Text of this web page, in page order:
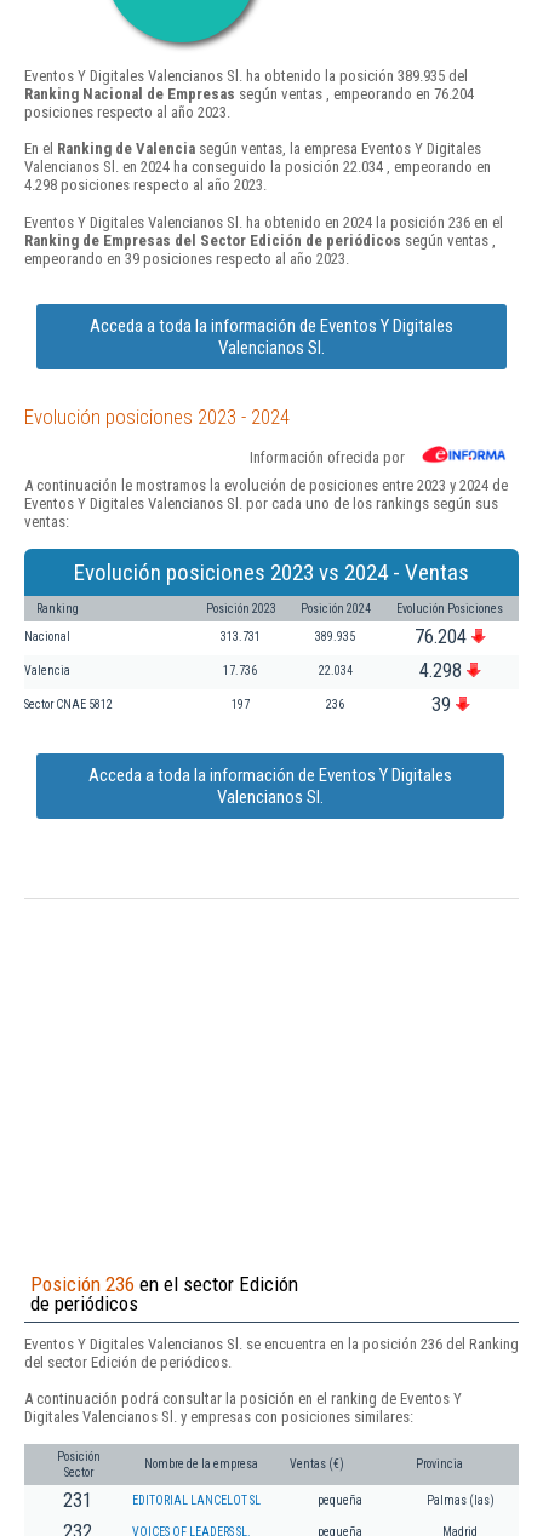
Eventos Y Digitales Valencianos Sl. ha obtenido la posición 389.935 del
Ranking Nacional de Empresas según ventas , empeorando en 76.204
posiciones respecto al año 2023.
En el Ranking de Valencia según ventas, la empresa Eventos Y Digitales
Valencianos Sl. en 2024 ha conseguido la posición 22.034 , empeorando en
4.298 posiciones respecto al año 2023.
Eventos Y Digitales Valencianos Sl. ha obtenido en 2024 la posición 236 en el
Ranking de Empresas del Sector Edición de periódicos según ventas ,
empeorando en 39 posiciones respecto al año 2023.
Acceda a toda la información de Eventos Y Digitales
Valencianos Sl.
Evolución posiciones 2023 - 2024
Información ofrecida por
A continuación le mostramos la evolución de posiciones entre 2023 y 2024 de
Eventos Y Digitales Valencianos Sl. por cada uno de los rankings según sus
ventas:
Evolución posiciones 2023 vs 2024 - Ventas
Ranking Posición 2023 Posición 2024 Evolución Posiciones
Nacional 313.731 389.935 76.204
Valencia 17.736 22.034 4.298
Sector CNAE 5812 197 236 39
Acceda a toda la información de Eventos Y Digitales
Valencianos Sl.
Posición 236 en el sector Edición
de periódicos
Eventos Y Digitales Valencianos Sl. se encuentra en la posición 236 del Ranking
del sector Edición de periódicos.
A continuación podrá consultar la posición en el ranking de Eventos Y
Digitales Valencianos Sl. y empresas con posiciones similares:
Posición
Sector
Nombre de la empresa Ventas (€) Provincia
231 EDITORIAL LANCELOT SL pequeña Palmas (las)
VOICES OF LEADERS SL. pequeña Madrid